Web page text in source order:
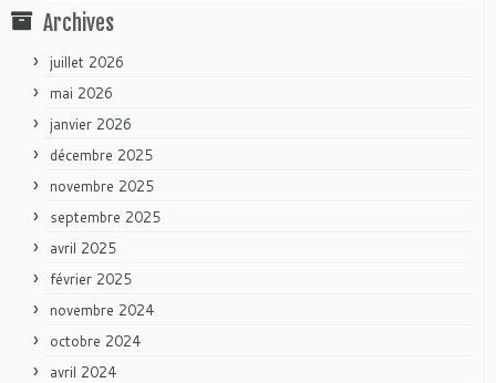
Archives
juillet 2026
mai 2026
janvier 2026
décembre 2025
novembre 2025
septembre 2025
avril 2025
février 2025
novembre 2024
octobre 2024
avril 2024